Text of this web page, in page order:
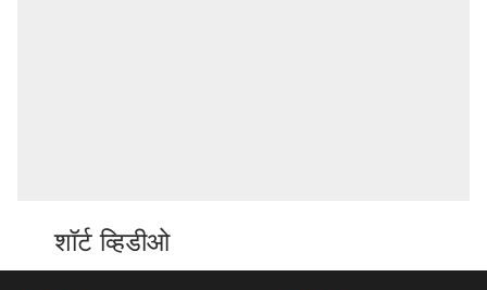
शॉर्ट व्हिडीओ